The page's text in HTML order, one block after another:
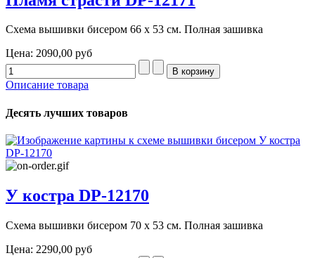
Схема вышивки бисером 66 х 53 см. Полная зашивка
Цена: 2090,00 руб
Описание товара
Десять лучших товаров
У костра DP-12170
Схема вышивки бисером 70 х 53 см. Полная зашивка
Цена: 2290,00 руб